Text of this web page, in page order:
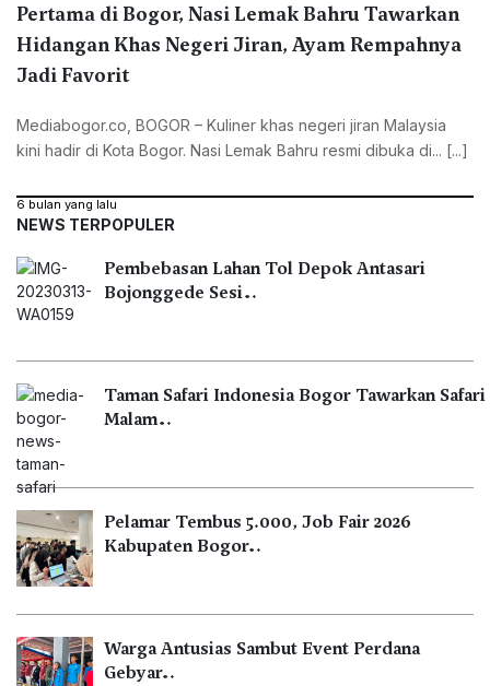
Pertama di Bogor, Nasi Lemak Bahru Tawarkan
Hidangan Khas Negeri Jiran, Ayam Rempahnya
Jadi Favorit
Mediabogor.co, ‎BOGOR – Kuliner khas negeri jiran Malaysia
kini hadir di Kota Bogor. Nasi Lemak Bahru resmi dibuka di... [...]
6 bulan yang lalu
NEWS TERPOPULER
Pembebasan Lahan Tol Depok Antasari
Bojonggede Sesi…
Taman Safari Indonesia Bogor Tawarkan Safari
Malam…
Pelamar Tembus 5.000, Job Fair 2026
Kabupaten Bogor…
Warga Antusias Sambut Event Perdana
Gebyar…